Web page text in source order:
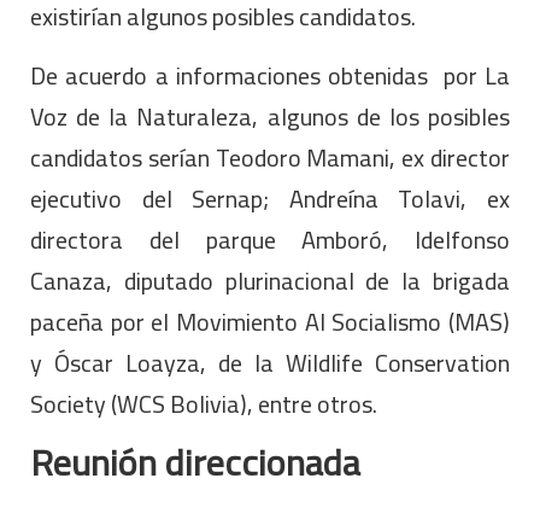
existirían algunos posibles candidatos.
De acuerdo a informaciones obtenidas por La
Voz de la Naturaleza, algunos de los posibles
candidatos serían Teodoro Mamani, ex director
ejecutivo del Sernap; Andreína Tolavi, ex
directora del parque Amboró, Idelfonso
Canaza, diputado plurinacional de la brigada
paceña por el Movimiento Al Socialismo (MAS)
y Óscar Loayza, de la Wildlife Conservation
Society (WCS Bolivia), entre otros.
Reunión direccionada